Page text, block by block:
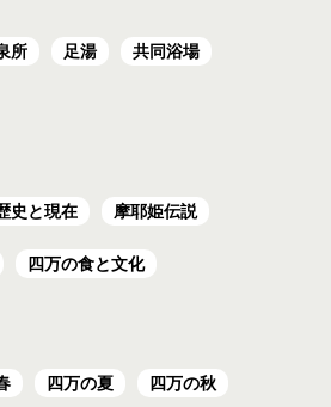
所 足湯 共同浴場
史と現在 摩耶姫伝説
四万の食と文化
四万の夏 四万の秋